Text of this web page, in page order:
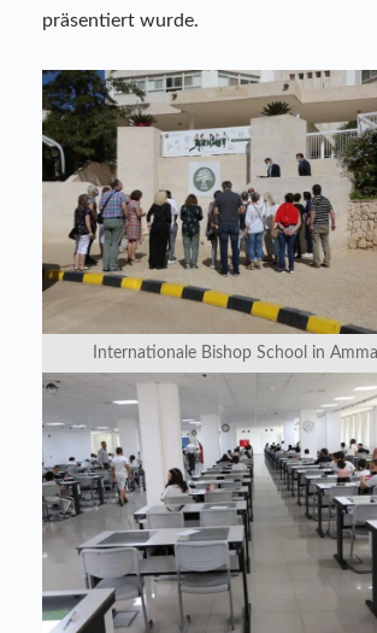
präsentiert wurde.
Internationale Bishop School in